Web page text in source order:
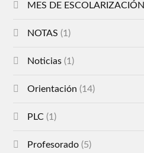
MES DE ESCOLARIZACIÓN
NOTAS (1)
Noticias (1)
Orientación (14)
PLC (1)
Profesorado (5)